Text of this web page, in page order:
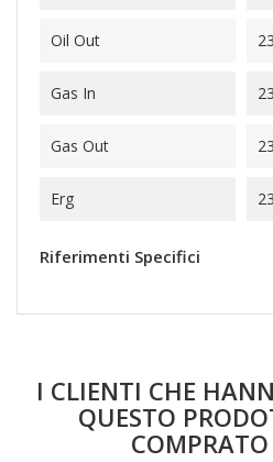
Oil Out
Gas In
Gas Out
Erg
Riferimenti Specifici
I CLIENTI CHE
QUESTO